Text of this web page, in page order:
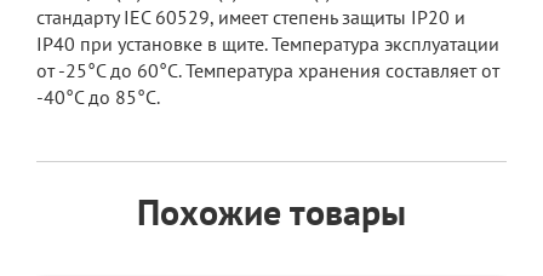
стандарту IEC 60529, имеет степень защиты IP20 и
IP40 при установке в щите. Температура эксплуатации
от -25°C до 60°C. Температура хранения составляет от
-40°C до 85°C.
Похожие товары